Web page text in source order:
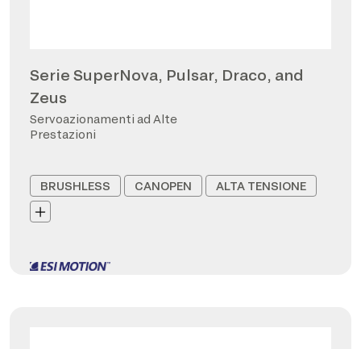
Serie SuperNova, Pulsar, Draco, and
Zeus
Servoazionamenti ad Alte
Prestazioni
BRUSHLESS CANOPEN ALTA TENSIONE